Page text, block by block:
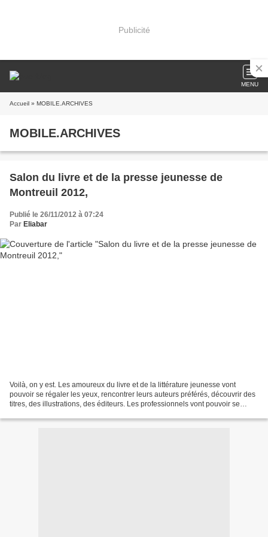
Publicité
MENU
Accueil » MOBILE.ARCHIVES
MOBILE.ARCHIVES
Salon du livre et de la presse jeunesse de
Montreuil 2012,
Publié le 26/11/2012 à 07:24
Par Eliabar
Voilà, on y est. Les amoureux du livre et de la littérature jeunesse vont
pouvoir se régaler les yeux, rencontrer leurs auteurs préférés, découvrir des
titres, des illustrations, des éditeurs. Les professionnels vont pouvoir se